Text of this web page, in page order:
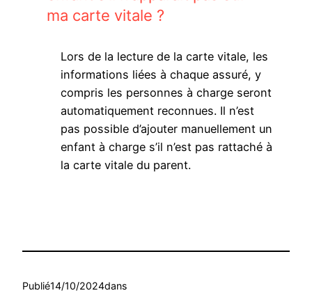
ma carte vitale ?
Lors de la lecture de la carte vitale, les
informations liées à chaque assuré, y
compris les personnes à charge seront
automatiquement reconnues. Il n’est
pas possible d’ajouter manuellement un
enfant à charge s’il n’est pas rattaché à
la carte vitale du parent.
Publié14/10/2024dans